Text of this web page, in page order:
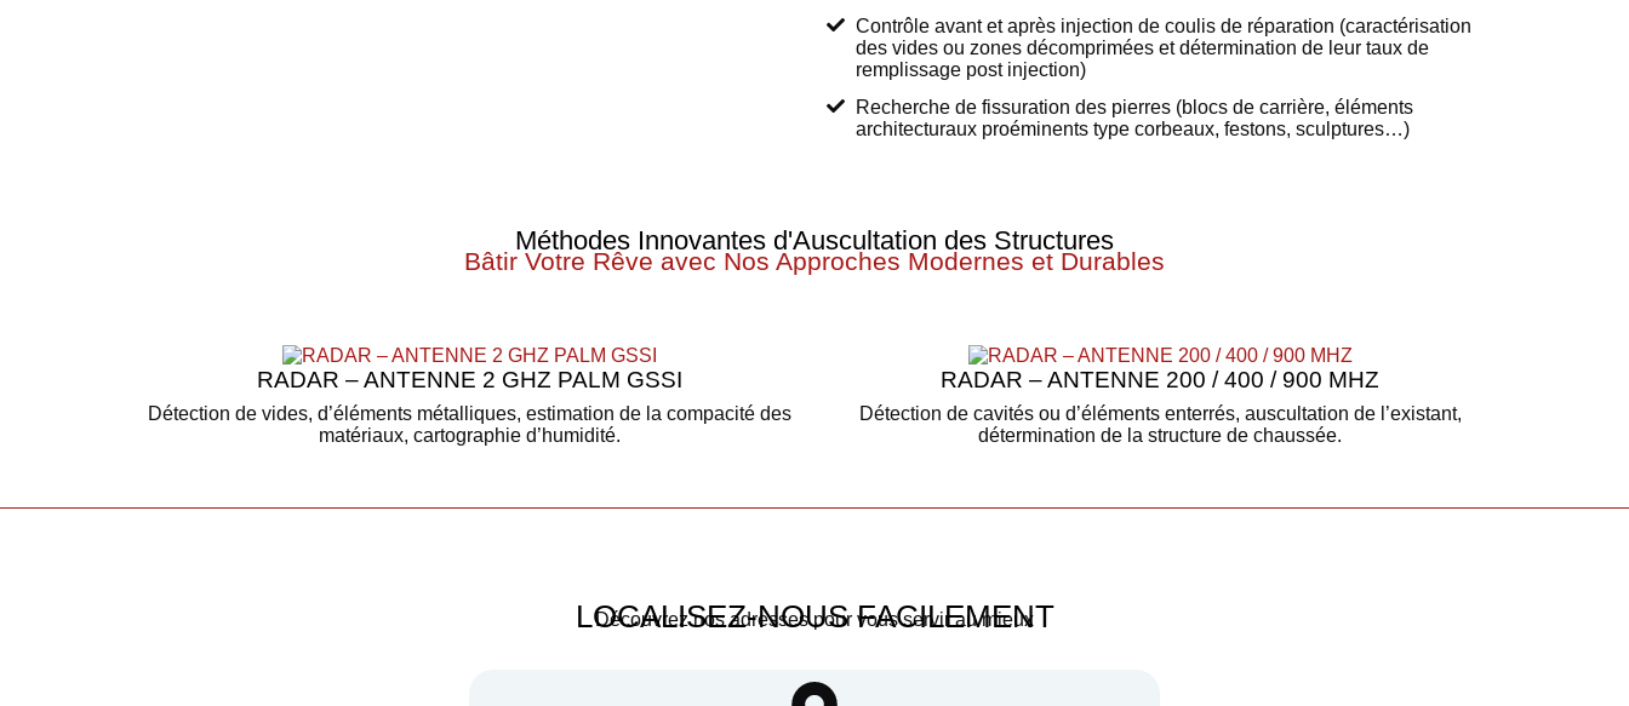
Contrôle avant et après injection de coulis de réparation (caractérisation
des vides ou zones décomprimées et détermination de leur taux de
remplissage post injection)
Recherche de fissuration des pierres (blocs de carrière, éléments
architecturaux proéminents type corbeaux, festons, sculptures…)
Méthodes Innovantes d'Auscultation des Structures
Bâtir Votre Rêve avec Nos Approches Modernes et Durables
RADAR – ANTENNE 2 GHZ PALM GSSI
Détection de vides, d’éléments métalliques, estimation de la compacité des
matériaux, cartographie d’humidité.
RADAR – ANTENNE 200 / 400 / 900 MHZ
Détection de cavités ou d’éléments enterrés, auscultation de l’existant,
détermination de la structure de chaussée.
LOCALISEZ-NOUS FACILEMENT
Découvrez nos adresses pour vous servir au mieux